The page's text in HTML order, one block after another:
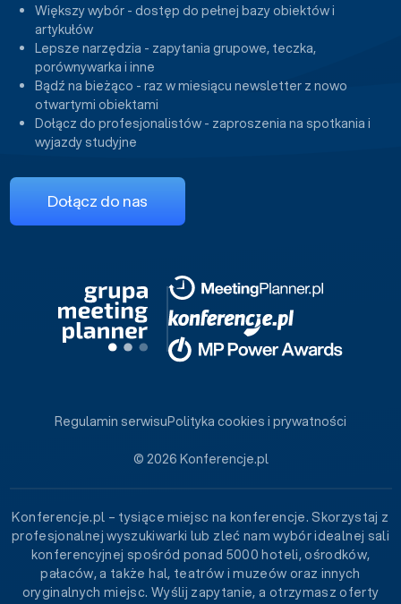
Większy wybór - dostęp do pełnej bazy obiektów i
artykułów
Lepsze narzędzia - zapytania grupowe, teczka,
porównywarka i inne
Bądź na bieżąco - raz w miesiącu newsletter z nowo
otwartymi obiektami
Dołącz do profesjonalistów - zaproszenia na spotkania i
wyjazdy studyjne
Dołącz do nas
© 2026 Konferencje.pl
Regulamin serwisuPolityka cookies i prywatności
Konferencje.pl – tysiące miejsc na konferencje. Skorzystaj z
profesjonalnej wyszukiwarki lub zleć nam wybór idealnej sali
konferencyjnej spośród ponad 5000 hoteli, ośrodków,
pałaców, a także hal, teatrów i muzeów oraz innych
oryginalnych miejsc. Wyślij zapytanie, a otrzymasz oferty